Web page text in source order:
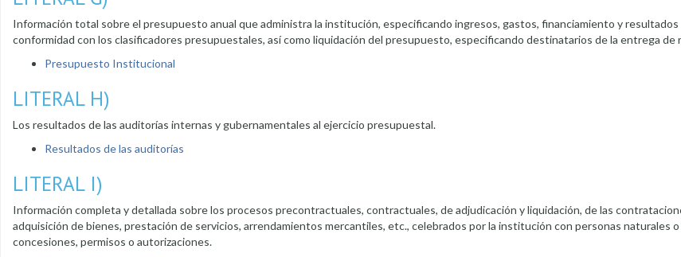
Información total sobre el presupuesto anual que administra la institución, especificando ingresos, gastos, financiamiento y
conformidad con los clasificadores presupuestales, así como liquidación del presupuesto, especificando destinatarios de la entrega de
Presupuesto Institucional
LITERAL H)
Los resultados de las auditorías internas y gubernamentales al ejercicio presupuestal.
Resultados de las auditorías
LITERAL I)
Información completa y detallada sobre los procesos precontractuales, contractuales, de adjudicación y liquidación, de las
adquisición de bienes, prestación de servicios, arrendamientos mercantiles, etc., celebrados por la institución con personas naturales
concesiones, permisos o autorizaciones.